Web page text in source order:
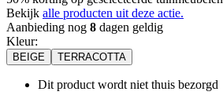
Bekijk alle producten uit deze actie.
Aanbieding nog 8 dagen geldig
Kleur:
BEIGE TERRACOTTA
Dit product wordt niet thuis bezorgd